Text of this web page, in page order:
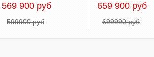
569 900 руб
599900 руб
659 900 руб
699990 руб